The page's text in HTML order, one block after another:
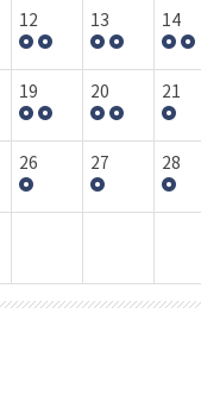
12 13 14
19 20 21
26 27 28